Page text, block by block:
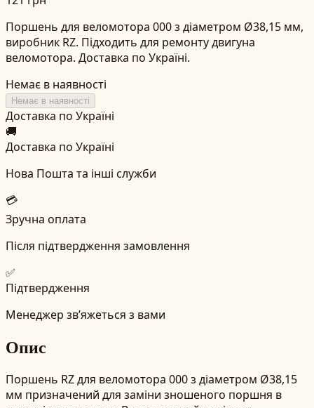
Поршень для веломотора 000 з діаметром Ø38,15 мм,
виробник RZ. Підходить для ремонту двигуна
веломотора. Доставка по Україні.
Немає в наявності
Немає в наявності
Доставка по Україні
🚚
Доставка по Україні
Нова Пошта та інші служби
💳
Зручна оплата
Після підтвердження замовлення
✅
Підтвердження
Менеджер зв’яжеться з вами
Опис
Поршень RZ для веломотора 000 з діаметром Ø38,15
мм призначений для заміни зношеного поршня в